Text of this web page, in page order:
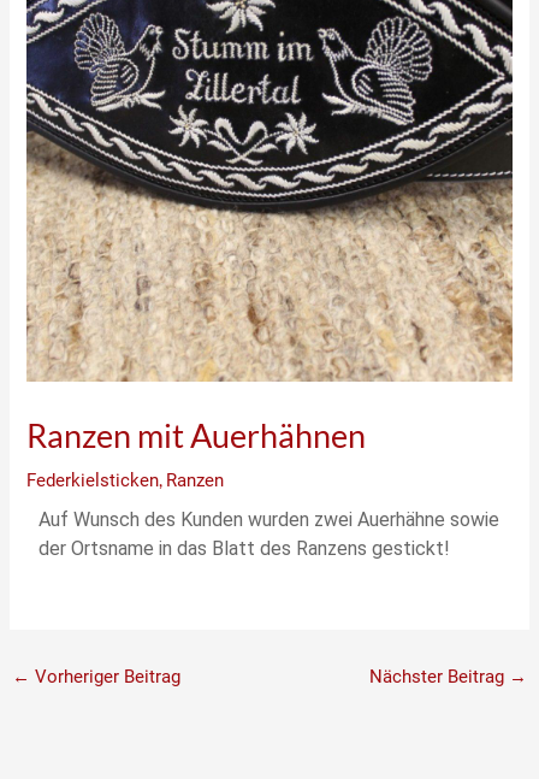
Ranzen mit Auerhähnen
Federkielsticken, Ranzen
Auf Wunsch des Kunden wurden zwei Auerhähne sowie
der Ortsname in das Blatt des Ranzens gestickt!
← Vorheriger Beitrag Nächster Beitrag →